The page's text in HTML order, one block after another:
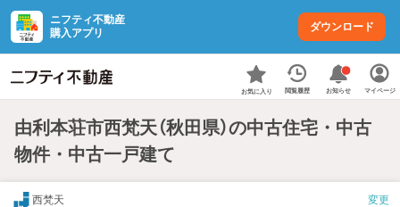
ニフティ不動産
購入アプリ
ダウンロード
お気に入り 閲覧履歴 お知らせ マイページ
由利本荘市西梵天（秋田県）の中古住宅・中古
物件・中古一戸建て
西梵天 変更